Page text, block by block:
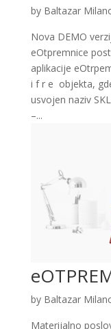
by Baltazar
Nova DEMO
eOtpremnice
aplikacije
i f r e objekta,
usvojen naziv
–...
by Baltazar
Materijalno